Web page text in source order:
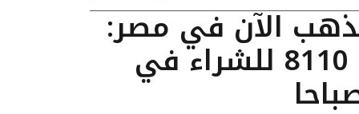
الآن في مصر:
عيار 24 يسجل 8110 للشراء في